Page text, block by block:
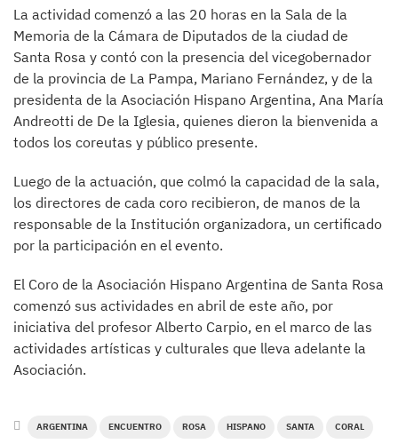
La actividad comenzó a las 20 horas en la Sala de la
Memoria de la Cámara de Diputados de la ciudad de
Santa Rosa y contó con la presencia del vicegobernador
de la provincia de La Pampa, Mariano Fernández, y de la
presidenta de la Asociación Hispano Argentina, Ana María
Andreotti de De la Iglesia, quienes dieron la bienvenida a
todos los coreutas y público presente.
Luego de la actuación, que colmó la capacidad de la sala,
los directores de cada coro recibieron, de manos de la
responsable de la Institución organizadora, un certificado
por la participación en el evento.
El Coro de la Asociación Hispano Argentina de Santa Rosa
comenzó sus actividades en abril de este año, por
iniciativa del profesor Alberto Carpio, en el marco de las
actividades artísticas y culturales que lleva adelante la
Asociación.
ARGENTINA ENCUENTRO ROSA HISPANO SANTA CORAL